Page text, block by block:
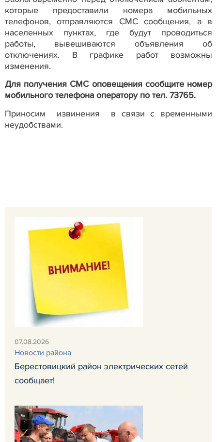
которые предоставили номера мобильных
телефонов, отправляются СМС сообщения, а в
населенных пунктах, где будут проводиться
работы, вывешиваются объявления об
отключениях. В графике работ возможны
изменения.
Для получения СМС оповещения сообщите номер
мобильного телефона оператору по тел. 73765.
Приносим извинения в связи с временными
неудобствами.
07.08.2026
Новости района
Берестовицкий район электрических сетей
сообщает!